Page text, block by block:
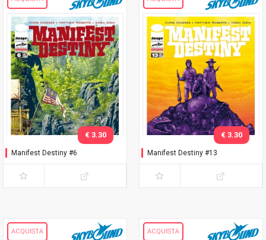
Manifest Destiny #6
€ 3.30
Manifest Destiny #13
€ 3.30
ACQUISTA ACQUISTA